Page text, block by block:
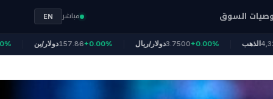
السوق مباشر EN
دولار/ين157.86+0.00% دولار/ريال 3.7500+0.00% 4,323